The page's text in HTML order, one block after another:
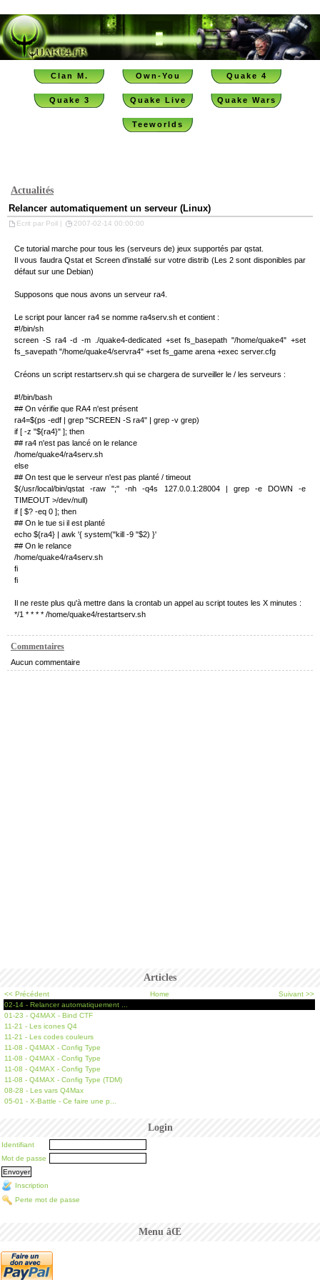
Clan M. Own-You Quake 4
Quake 3 Quake Live Quake Wars
Teeworlds
Menu âŒ
Articles
<< Précédent Home
Suivant >>
02-14 - Relancer automatiquement ...
01-23 - Q4MAX - Bind CTF
11-21 - Les icones Q4
11-21 - Les codes couleurs
11-08 - Q4MAX - Config Type
11-08 - Q4MAX - Config Type
11-08 - Q4MAX - Config Type
11-08 - Q4MAX - Config Type (TDM)
08-28 - Les vars Q4Max
05-01 - X-Battle - Ce faire une p...
Login
Identifiant
Mot de passe
Inscription
Perte mot de passe
Actualités
Relancer automatiquement un serveur (Linux)
Ecrit par Poil | 2007-02-14 00:00:00
Ce tutorial marche pour tous les (serveurs de) jeux supportés par qstat.
Il vous faudra Qstat et Screen d'installé sur votre distrib (Les 2 sont disponibles par
défaut sur une Debian)
Supposons que nous avons un serveur ra4.
Le script pour lancer ra4 se nomme ra4serv.sh et contient :
#!/bin/sh
screen -S ra4 -d -m ./quake4-dedicated +set fs_basepath "/home/quake4" +set
fs_savepath "/home/quake4/servra4" +set fs_game arena +exec server.cfg
Créons un script restartserv.sh qui se chargera de surveiller le / les serveurs :
#!/bin/bash
## On vérifie que RA4 n'est présent
ra4=$(ps -edf | grep "SCREEN -S ra4" | grep -v grep)
if [ -z "${ra4}" ]; then
## ra4 n'est pas lancé on le relance
/home/quake4/ra4serv.sh
else
## On test que le serveur n'est pas planté / timeout
$(/usr/local/bin/qstat -raw ";" -nh -q4s 127.0.0.1:28004 | grep -e DOWN -e
TIMEOUT >/dev/null)
if [ $? -eq 0 ]; then
## On le tue si il est planté
echo ${ra4} | awk '{ system("kill -9 "$2) }'
## On le relance
/home/quake4/ra4serv.sh
fi
fi
Il ne reste plus qu'à mettre dans la crontab un appel au script toutes les X minutes :
*/1 * * * * /home/quake4/restartserv.sh
Commentaires
Aucun commentaire